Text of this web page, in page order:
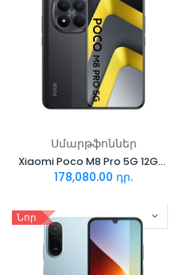
Սմարթֆոններ
Xiaomi Poco M8 Pro 5G 12GB/512GB Black
178,080.00 դր.
Նոր